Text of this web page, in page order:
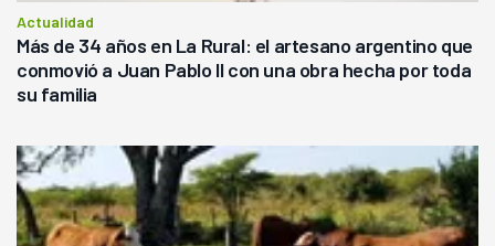
Actualidad
Más de 34 años en La Rural: el artesano argentino que
conmovió a Juan Pablo II con una obra hecha por toda
su familia